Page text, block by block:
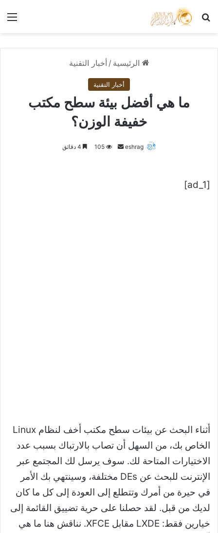
بحث عن
الرئيسية / أخبار التقنية
أخبار التقنية
ما هي أفضل بيئة سطح مكتب
خفيفة الوزن؟
eshrag
أرسل105
[ad_1]
أثناء البحث عن بيئات سطح مكتب أخف لنظام Linux
الخاص بك، من السهل أن تصاب بالارتباك بسبب عدد
الاختيارات المتاحة لك. سوف يرسل لك المجتمع عبر
الإنترنت للبحث عن DEs مختلفة، وسينتهي بك الأمر
في حيرة من أمرك وتتطلع إلى العودة إلى كل ما كان
لديك من قبل. لقد حصلنا على حرية تضييق القائمة إلى
خيارين فقط: LXDE مقابل XFCE. نناقش هنا ما هي